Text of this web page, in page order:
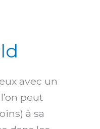
avec un
peut
à sa